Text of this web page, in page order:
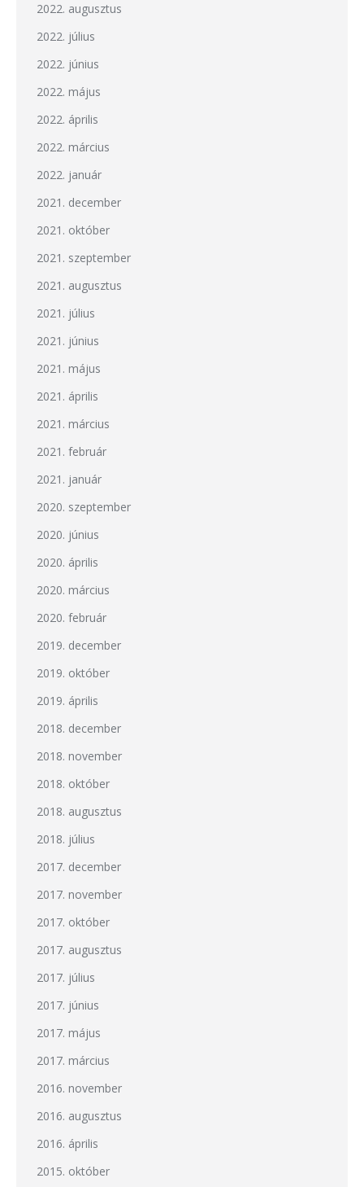
2022. augusztus
2022. július
2022. június
2022. május
2022. április
2022. március
2022. január
2021. december
2021. október
2021. szeptember
2021. augusztus
2021. július
2021. június
2021. május
2021. április
2021. március
2021. február
2021. január
2020. szeptember
2020. június
2020. április
2020. március
2020. február
2019. december
2019. október
2019. április
2018. december
2018. november
2018. október
2018. augusztus
2018. július
2017. december
2017. november
2017. október
2017. augusztus
2017. július
2017. június
2017. május
2017. március
2016. november
2016. augusztus
2016. április
2015. október